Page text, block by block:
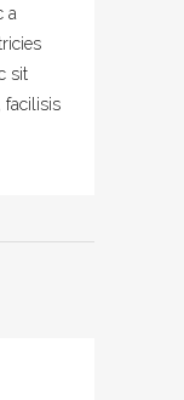
a
sit
facilisis